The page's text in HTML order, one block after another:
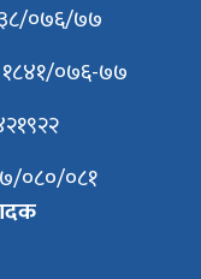
०७६/७७
१८४१/०७६-७७
०८०/०८१